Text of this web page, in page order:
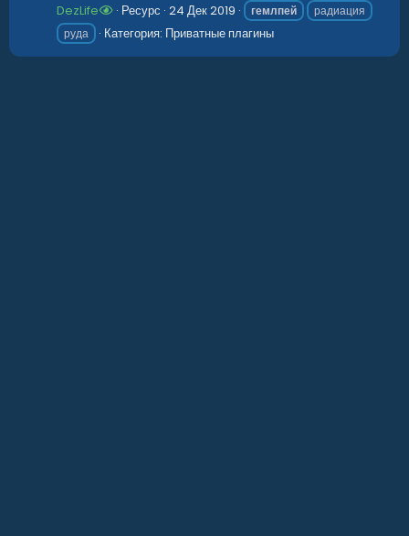
DezLife
Ресурс 24 Дек 2019 гемлпей
радиация
руда
Категория: Приватные плагины